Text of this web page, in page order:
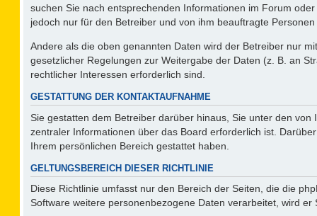
suchen Sie nach entsprechenden Informationen im Forum
jedoch nur für den Betreiber und von ihm beauftragte
Andere als die oben genannten Daten wird der Betreiber nur
gesetzlicher Regelungen zur Weitergabe der Daten (z. B. an
rechtlicher Interessen erforderlich sind.
GESTATTUNG DER KONTAKTAUFNAHME
Sie gestatten dem Betreiber darüber hinaus, Sie unter den
zentraler Informationen über das Board erforderlich ist.
Ihrem persönlichen Bereich gestattet haben.
GELTUNGSBEREICH DIESER RICHTLINIE
Diese Richtlinie umfasst nur den Bereich der Seiten, die die
Software weitere personenbezogene Daten verarbeitet, wird